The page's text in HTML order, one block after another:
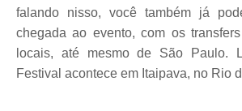
falando nisso, você também já
chegada ao evento, com os
locais, até mesmo de São Paulo.
Festival acontece em Itaipava, no Rio